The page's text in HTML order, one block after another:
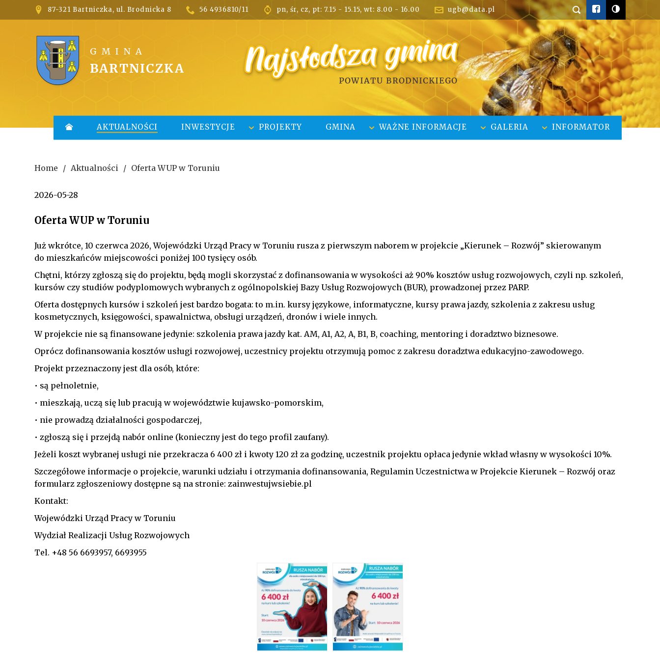
 87-321 Bartniczka, ul. Brodnicka 8  56 4936810/11  pn, śr, cz, pt: 7.15 - 15.15, wt: 8.00 - 16.00  ugb@data.pl   
GMINA
BARTNICZKA
 AKTUALNOŚCI INWESTYCJE PROJEKTY GMINA WAŻNE INFORMACJE GALERIA INFORMATOR
Home Aktualności Oferta WUP w Toruniu
2026-05-28
Oferta WUP w Toruniu
Już wkrótce, 10 czerwca 2026, Wojewódzki Urząd Pracy w Toruniu rusza z pierwszym naborem w projekcie „Kierunek – Rozwój” skierowanym
do mieszkańców miejscowości poniżej 100 tysięcy osób.
Chętni, którzy zgłoszą się do projektu, będą mogli skorzystać z dofinansowania w wysokości aż 90% kosztów usług rozwojowych, czyli np. szkoleń,
kursów czy studiów podyplomowych wybranych z ogólnopolskiej Bazy Usług Rozwojowych (BUR), prowadzonej przez PARP.
Oferta dostępnych kursów i szkoleń jest bardzo bogata: to m.in. kursy językowe, informatyczne, kursy prawa jazdy, szkolenia z zakresu usług
kosmetycznych, księgowości, spawalnictwa, obsługi urządzeń, dronów i wiele innych.
W projekcie nie są finansowane jedynie: szkolenia prawa jazdy kat. AM, A1, A2, A, B1, B, coaching, mentoring i doradztwo biznesowe.
Oprócz dofinansowania kosztów usługi rozwojowej, uczestnicy projektu otrzymują pomoc z zakresu doradztwa edukacyjno-zawodowego.
Projekt przeznaczony jest dla osób, które:
• są pełnoletnie,
• mieszkają, uczą się lub pracują w województwie kujawsko-pomorskim,
• nie prowadzą działalności gospodarczej,
• zgłoszą się i przejdą nabór online (konieczny jest do tego profil zaufany).
Jeżeli koszt wybranej usługi nie przekracza 6 400 zł i kwoty 120 zł za godzinę, uczestnik projektu opłaca jedynie wkład własny w wysokości 10%.
Szczegółowe informacje o projekcie, warunki udziału i otrzymania dofinansowania, Regulamin Uczestnictwa w Projekcie Kierunek – Rozwój oraz
formularz zgłoszeniowy dostępne są na stronie: zainwestujwsiebie.pl
Kontakt:
Wojewódzki Urząd Pracy w Toruniu
Wydział Realizacji Usług Rozwojowych
Tel. +48 56 6693957, 6693955